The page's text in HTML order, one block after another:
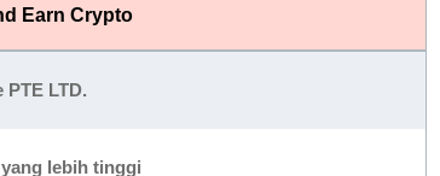
Earn Crypto
LTD.
lebih tinggi